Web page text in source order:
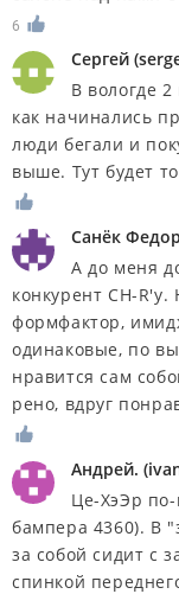
6
Сергей (
В вологде
как начинались
люди бегали и
выше. Тут будет
Санёк
А до меня
конкурент CH-
формфактор,
одинаковые, по
нравится сам
рено, вдруг
Андрей. (
Це-ХэЭр
бампера 4360). В
за собой сидит с
спинкой